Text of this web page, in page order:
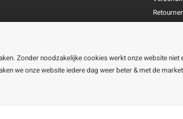
Zonder noodzakelijke cookies werkt onze website niet
we onze website iedere dag weer beter & met de